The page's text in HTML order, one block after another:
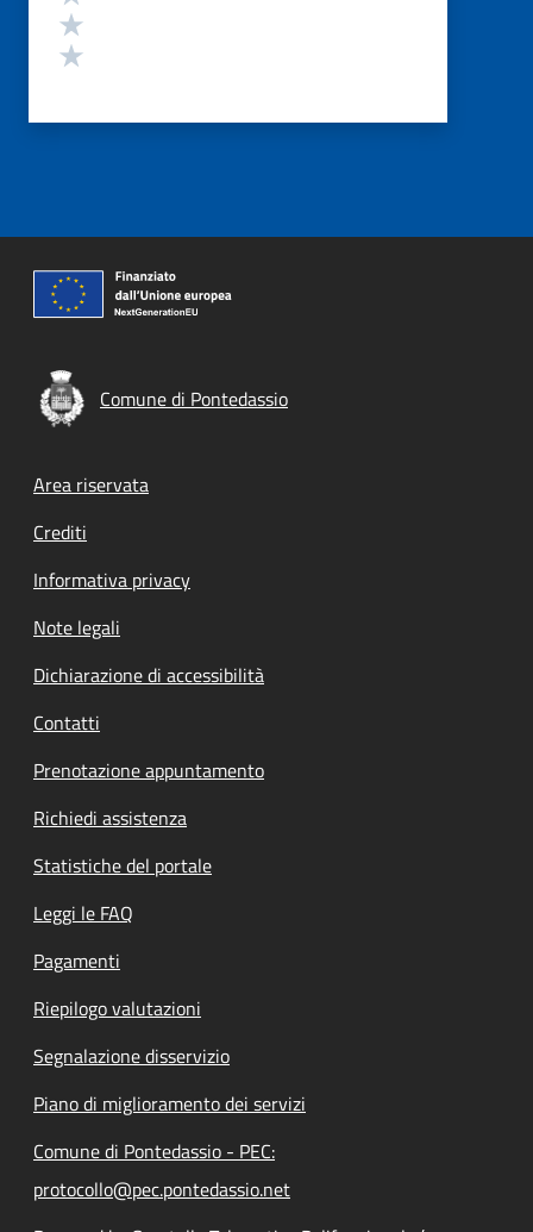
Comune di Pontedassio
Footer menu
Area riservata
Crediti
Informativa privacy
Note legali
Dichiarazione di accessibilità
Contatti
Prenotazione appuntamento
Richiedi assistenza
Statistiche del portale
Leggi le FAQ
Pagamenti
Riepilogo valutazioni
Segnalazione disservizio
Piano di miglioramento dei servizi
Comune di Pontedassio - PEC:
protocollo@pec.pontedassio.net